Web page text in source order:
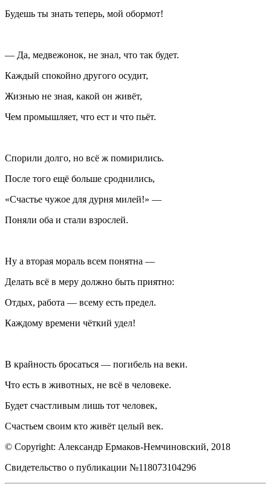
Будешь ты знать теперь, мой обормот!
— Да, медвежонок, не знал, что так будет.
Каждый спокойно другого осудит,
Жизнью не зная, какой он живёт,
Чем промышляет, что ест и что пьёт.
Спорили долго, но всё ж помирились.
После того ещё больше сроднились,
«Счастье чужое для дурня милей!» —
Поняли оба и стали взрослей.
Ну а вторая мораль всем понятна —
Делать всё в меру должно быть приятно:
Отдых, работа — всему есть предел.
Каждому времени чёткий удел!
В крайность бросаться — погибель на веки.
Что есть в животных, не всё в человеке.
Будет счастливым лишь тот человек,
Счастьем своим кто живёт целый век.
© Copyright: Александр Ермаков-Немчиновский, 2018
Свидетельство о публикации №118073104296